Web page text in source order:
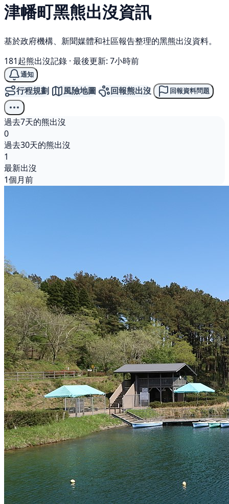
津幡町黑熊出沒資訊
基於政府機構、新聞媒體和社區報告整理的黑熊出沒資料。
181起熊出沒記錄 · 最後更新: 7小時前
通知
行程規劃 風險地圖 回報熊出沒 回報資料問題
過去7天的熊出沒
0
過去30天的熊出沒
1
最新出沒
1個月前